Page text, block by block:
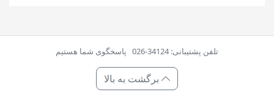
تلفن پشتیبانی: 34124-026 پاسخگوی شما هستیم